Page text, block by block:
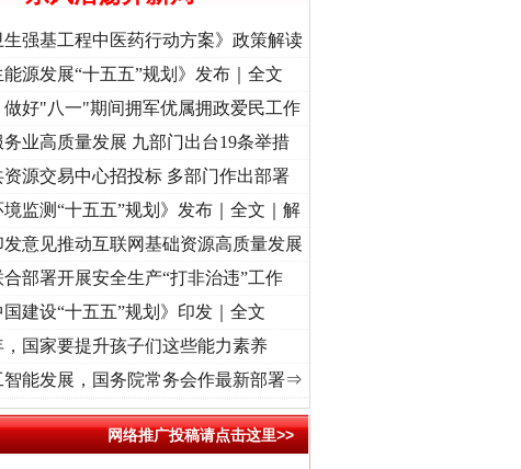
] 牢记初心使命 奋进复兴征程丨“转折之城”激荡..
生强基工程中医药行动方案》政策解读
能源发展“十五五”规划》发布｜全文
做好"八一"期间拥军优属拥政爱民工作
业高质量发展 九部门出台19条举措
源交易中心招投标 多部门作出部署
境监测“十五五”规划》发布｜全文｜解
发意见推动互联网基础资源高质量发展
合部署开展安全生产“打非治违”工作
国建设“十五五”规划》印发｜全文
，国家要提升孩子们这些能力素养
智能发展，国务院常务会作最新部署⇒
网络推广投稿请点击这里>>